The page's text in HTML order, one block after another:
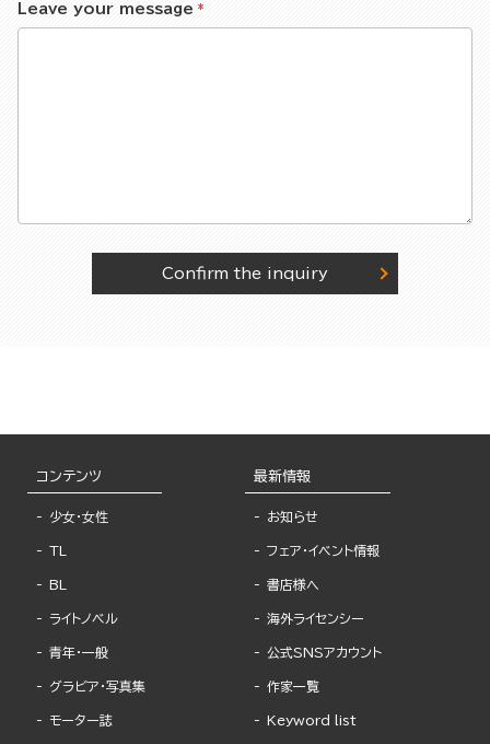
Leave your message
Confirm the inquiry
コンテンツ
少女・女性
TL
BL
ライトノベル
青年・一般
グラビア・写真集
モーター誌
最新情報
お知らせ
フェア・イベント情報
書店様へ
海外ライセンシー
公式SNSアカウント
作家一覧
Keyword list